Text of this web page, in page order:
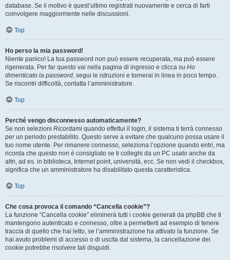
database. Se il motivo è quest’ultimo registrati nuovamente e cerca di farti
coinvolgere maggiormente nelle discussioni.
Top
Ho perso la mia password!
Niente panico! La tua password non può essere recuperata, ma può essere
rigenerata. Per far questo vai nella pagina di ingresso e clicca su Ho
dimenticato la password, segui le istruzioni e tornerai in linea in poco tempo.
Se riscontri difficoltà, contatta l’amministratore.
Top
Perché vengo disconnesso automaticamente?
Se non selezioni Ricordami quando effettui il login, il sistema ti terrà connesso
per un periodo prestabilito. Questo serve a evitare che qualcuno possa usare il
tuo nome utente. Per rimanere connesso, seleziona l’opzione quando entri, ma
ricorda che questo non è consigliato se ti colleghi da un PC usato anche da
altri, ad es. in biblioteca, Internet point, università, ecc. Se non vedi il checkbox,
significa che un amministratore ha disabilitato questa caratteristica.
Top
Che cosa provoca il comando “Cancella cookie”?
La funzione “Cancella cookie” eliminerà tutti i cookie generati da phpBB che ti
mantengono autenticato e connesso, oltre a permetterti ad esempio di tenere
traccia di quello che hai letto, se l’amministrazione ha attivato la funzione. Se
hai avuto problemi di accesso o di uscita dal sistema, la cancellazione dei
cookie potrebbe risolvere tali disguidi.